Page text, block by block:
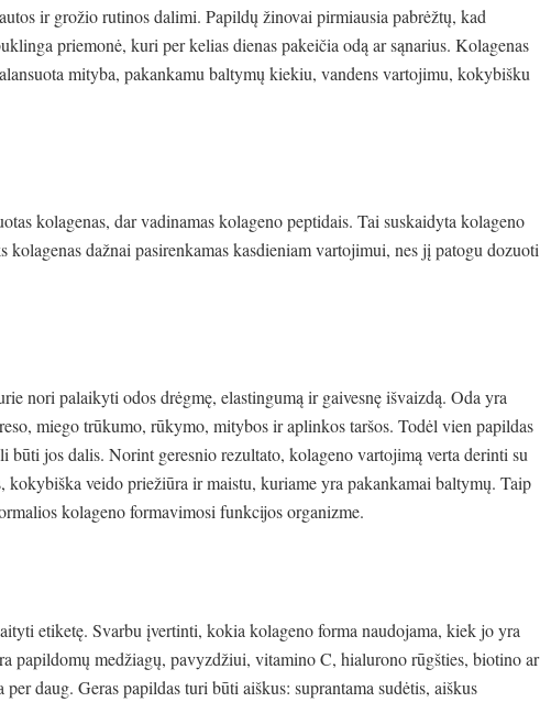
ir grožio rutinos dalimi. Papildų žinovai pirmiausia pabrėžtų, kad
priemonė, kuri per kelias dienas pakeičia odą ar sąnarius. Kolagenas
mityba, pakankamu baltymų kiekiu, vandens vartojimu, kokybišku
kolagenas, dar vadinamas kolageno peptidais. Tai suskaidyta kolageno
dažnai pasirenkamas kasdieniam vartojimui, nes jį patogu dozuoti
nori palaikyti odos drėgmę, elastingumą ir gaivesnę išvaizdą. Oda yra
miego trūkumo, rūkymo, mitybos ir aplinkos taršos. Todėl vien papildas
būti jos dalis. Norint geresnio rezultato, kolageno vartojimą verta derinti su
kokybiška veido priežiūra ir maistu, kuriame yra pakankamai baltymų. Taip
kolageno formavimosi funkcijos organizme.
etiketę. Svarbu įvertinti, kokia kolageno forma naudojama, kiek jo yra
papildomų medžiagų, pavyzdžiui, vitamino C, hialurono rūgšties, biotino ar
daug. Geras papildas turi būti aiškus: suprantama sudėtis, aiškus